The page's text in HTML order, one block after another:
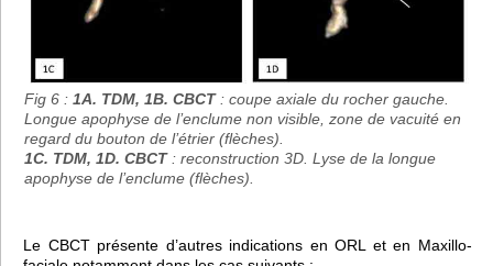
Fig 6 : 1A. TDM, 1B. CBCT: coupe axiale du rocher gauche.
Longue apophyse de l’enclume non visible, zone de vacuité en
regard du bouton de l’étrier (flèches).
1C. TDM, 1D. CBCT: reconstruction 3D. Lyse de la longue
apophyse de l’enclume (flèches).
Le CBCT présente d’autres indications en ORL et en Maxillo-